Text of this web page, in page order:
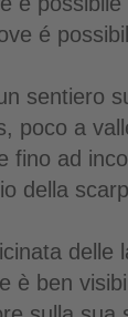
é
sentiero
poco a
fino ad
della
delle
è ben